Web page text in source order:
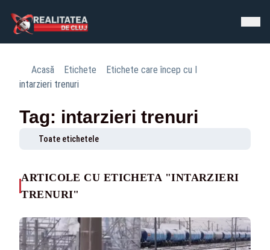
Acasă Etichete
Etichete care încep cu I
intarzieri trenuri
Tag: intarzieri trenuri
Toate etichetele
ARTICOLE CU ETICHETA "INTARZIERI
TRENURI"